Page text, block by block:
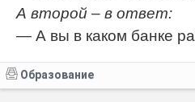
А второй – в ответ:
— А вы в каком банке
Образование